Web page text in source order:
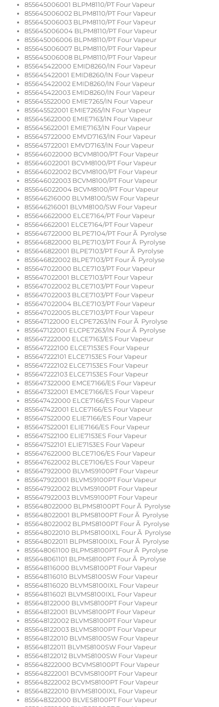
855645006001 BLPM8110/PT Four Vapeur
855645006002 BLPM8110/PT Four Vapeur
855645006003 BLPM8110/PT Four Vapeur
855645006004 BLPM8110/PT Four Vapeur
855645006006 BLPM8110/PT Four Vapeur
855645006007 BLPM8110/PT Four Vapeur
855645006008 BLPM8110/PT Four Vapeur
855645422000 EMID8260/IN Four Vapeur
855645422001 EMID8260/IN Four Vapeur
855645422002 EMID8260/IN Four Vapeur
855645422003 EMID8260/IN Four Vapeur
855645522000 EMIE7265/IN Four Vapeur
855645522001 EMIE7265/IN Four Vapeur
855645622000 EMIE7163/IN Four Vapeur
855645622001 EMIE7163/IN Four Vapeur
855645722000 EMVD7163/IN Four Vapeur
855645722001 EMVD7163/IN Four Vapeur
855646022000 BCVM8100/PT Four Vapeur
855646022001 BCVM8100/PT Four Vapeur
855646022002 BCVM8100/PT Four Vapeur
855646022003 BCVM8100/PT Four Vapeur
855646022004 BCVM8100/PT Four Vapeur
855646216000 BLVM8100/SW Four Vapeur
855646216001 BLVM8100/SW Four Vapeur
855646622000 ELCE7164/PT Four Vapeur
855646622001 ELCE7164/PT Four Vapeur
855646722000 BLPE7104/PT Four Ã Pyrolyse
855646822000 BLPE7103/PT Four Ã Pyrolyse
855646822001 BLPE7103/PT Four Ã Pyrolyse
855646822002 BLPE7103/PT Four Ã Pyrolyse
855647022000 BLCE7103/PT Four Vapeur
855647022001 BLCE7103/PT Four Vapeur
855647022002 BLCE7103/PT Four Vapeur
855647022003 BLCE7103/PT Four Vapeur
855647022004 BLCE7103/PT Four Vapeur
855647022005 BLCE7103/PT Four Vapeur
855647122000 ELCPE7263/IN Four Ã Pyrolyse
855647122001 ELCPE7263/IN Four Ã Pyrolyse
855647222000 ELCE7163/ES Four Vapeur
855647222100 ELCE7153ES Four Vapeur
855647222101 ELCE7153ES Four Vapeur
855647222102 ELCE7153ES Four Vapeur
855647222103 ELCE7153ES Four Vapeur
855647322000 EMCE7166/ES Four Vapeur
855647322001 EMCE7166/ES Four Vapeur
855647422000 ELCE7166/ES Four Vapeur
855647422001 ELCE7166/ES Four Vapeur
855647522000 ELIE7166/ES Four Vapeur
855647522001 ELIE7166/ES Four Vapeur
855647522100 ELIE7153ES Four Vapeur
855647522101 ELIE7153ES Four Vapeur
855647622000 BLCE7106/ES Four Vapeur
855647622002 BLCE7106/ES Four Vapeur
855647922000 BLVMS9100PT Four Vapeur
855647922001 BLVMS9100PT Four Vapeur
855647922002 BLVMS9100PT Four Vapeur
855647922003 BLVMS9100PT Four Vapeur
855648022000 BLPMS8100PT Four Ã Pyrolyse
855648022001 BLPMS8100PT Four Ã Pyrolyse
855648022002 BLPMS8100PT Four Ã Pyrolyse
855648022010 BLPMS8100IXL Four Ã Pyrolyse
855648022011 BLPMS8100IXL Four Ã Pyrolyse
855648061100 BLPMS8100PT Four Ã Pyrolyse
855648061101 BLPMS8100PT Four Ã Pyrolyse
855648116000 BLVMS8100PT Four Vapeur
855648116010 BLVMS8100SW Four Vapeur
855648116020 BLVMS8100IXL Four Vapeur
855648116021 BLVMS8100IXL Four Vapeur
855648122000 BLVMS8100PT Four Vapeur
855648122001 BLVMS8100PT Four Vapeur
855648122002 BLVMS8100PT Four Vapeur
855648122003 BLVMS8100PT Four Vapeur
855648122010 BLVMS8100SW Four Vapeur
855648122011 BLVMS8100SW Four Vapeur
855648122012 BLVMS8100SW Four Vapeur
855648222000 BCVMS8100PT Four Vapeur
855648222001 BCVMS8100PT Four Vapeur
855648222002 BCVMS8100PT Four Vapeur
855648222010 BIVMS8100IXL Four Vapeur
855648322000 BLVES8100PT Four Vapeur